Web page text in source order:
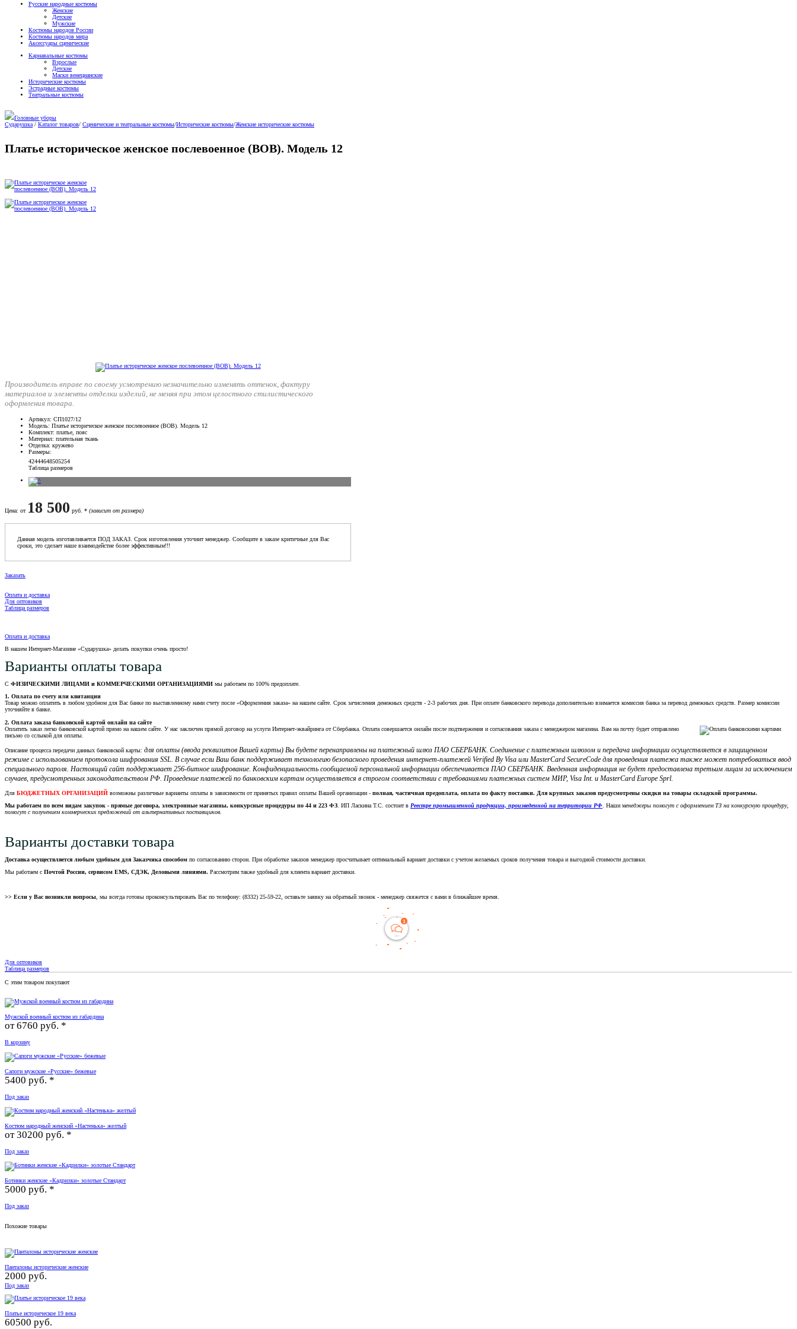
Русские народные костюмы
Женские
Детские
Мужские
Костюмы народов России
Костюмы народов мира
Аксессуары сценические
Карнавальные костюмы
Взрослые
Детские
Маски венецианские
Исторические костюмы
Эстрадные костюмы
Театральные костюмы
Головные уборы
Сударушка / Каталог товаров/ Сценические и театральные костюмы/Исторические костюмы/Женские исторические костюмы
Платье историческое женское послевоенное (ВОВ). Модель 12
Производитель вправе по своему усмотрению незначительно изменять оттенок, фактуру
материалов и элементы отделки изделий, не меняя при этом целостного стилистического
оформления товара.
Артикул: СП1027/12
Модель: Платье историческое женское послевоенное (ВОВ). Модель 12
Комплект: платье, пояс
Материал: плательная ткань
Отделка: кружево
Размеры:
42444648505254
Таблица размеров
Цена: от 18 500 руб. * (зависит от размера)
Данная модель изготавливается ПОД ЗАКАЗ. Срок изготовления уточнит менеджер. Сообщите в заказе критичные для Вас
сроки, это сделает наше взаимодейстие более эффективным!!!
Заказать
Оплата и доставка
Для оптовиков
Таблица размеров
Оплата и доставка
В нашем Интернет-Магазине «Сударушка» делать покупки очень просто!
Варианты оплаты товара
С ФИЗИЧЕСКИМИ ЛИЦАМИ и КОММЕРЧЕСКИМИ ОРГАНИЗАЦИЯМИ мы работаем по 100% предоплате.
1. Оплата по счету или квитанции
Товар можно оплатить в любом удобном для Вас банке по выставленному нами счету после «Оформления заказа» на нашем сайте. Срок зачисления денежных средств - 2-3 рабочих дня. При оплате банковского перевода дополнительно взимается комиссия банка за перевод денежных средств. Размер комиссии
уточняйте в банке.
2. Оплата заказа банковской картой онлайн на сайте
Оплатить заказ легко банковской картой прямо на нашем сайте. У нас заключен прямой договор на услуги Интернет-эквайринга от Сбербанка. Оплата совершается онлайн после подтвержения и согласования заказа с менеджером магазина. Вам на почту будет отправлено
письмо со сслыкой для оплаты.
Описание процесса передачи данных банковской карты: для оплаты (ввода реквизитов Вашей карты) Вы будете перенаправлены на платежный шлюз ПАО СБЕРБАНК. Соединение с платежным шлюзом и передача информации осуществляется в защищенном
режиме с использованием протокола шифрования SSL. В случае если Ваш банк поддерживает технологию безопасного проведения интернет-платежей Verified By Visa или MasterCard SecureCode для проведения платежа также может потребоваться ввод
специального пароля. Настоящий сайт поддерживает 256-битное шифрование. Конфиденциальность сообщаемой персональной информации обеспечивается ПАО СБЕРБАНК. Введенная информация не будет предоставлена третьим лицам за исключением
случаев, предусмотренных законодательством РФ. Проведение платежей по банковским картам осуществляется в строгом соответствии с требованиями платежных систем МИР, Visa Int. и MasterCard Europe Sprl.
Для БЮДЖЕТНЫХ ОРГАНИЗАЦИЙ возможны различные варианты оплаты в зависимости от принятых правил оплаты Вашей организации - полная, частичная предоплата, оплата по факту поставки. Для крупных заказов предусмотрены скидки на товары складской программы.
Мы работаем по всем видам закупок - прямые договора, электронные магазины, конкурсные процедуры по 44 и 223 ФЗ. ИП Ласкина Т.С. состоит в Реестре промышленной продукции, произведенной на территории РФ. Наши менеджеры помогут с оформлением ТЗ на конкурсную процедуру,
помогут с получением коммерческих предложений от альтернативных поставщиков.
Варианты доставки товара
Доставка осуществляется любым удобным для Заказчика способом по согласованию сторон. При обработке заказов менеджер просчитывает оптимальный вариант доставки с учетом желаемых сроков получения товара и выгодной стоимости доставки.
Мы работаем с Почтой России, сервисом EMS, СДЭК, Деловыми линиями. Рассмотрим также удобный для клиента вариант доставки.
>> Если у Вас возникли вопросы, мы всегда готовы проконсультировать Вас по телефону: (8332) 25-59-22, оставьте заявку на обратный звонок - менеджер свяжется с вами в ближайшее время.
Для оптовиков
Таблица размеров
С этим товаром покупают
Мужской военный костюм из габардина
от6760 руб. *
В корзину
Сапоги мужские «Русские» бежевые
5400 руб. *
Под заказ
Костюм народный женский «Настенька» желтый
от30200 руб. *
Под заказ
Ботинки женские «Кадрилки» золотые Стандарт
5000 руб. *
Под заказ
Похожие товары
Панталоны исторические женские
2000 руб.
Под заказ
Платье историческое 19 века
60500 руб.